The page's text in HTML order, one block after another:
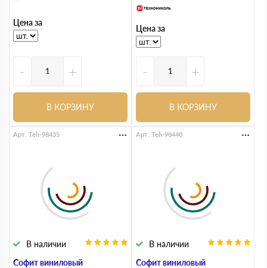
Цена за
- +
В КОРЗИНУ
Цена за
- +
В КОРЗИНУ
Софит виниловый
В наличии
Арт. Teh-98435
Софит виниловый
В наличии
Арт. Teh-98440